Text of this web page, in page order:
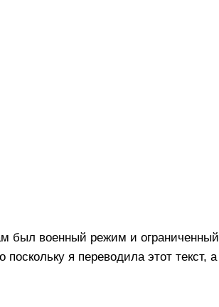
был военный режим и
я переводила этот текст,